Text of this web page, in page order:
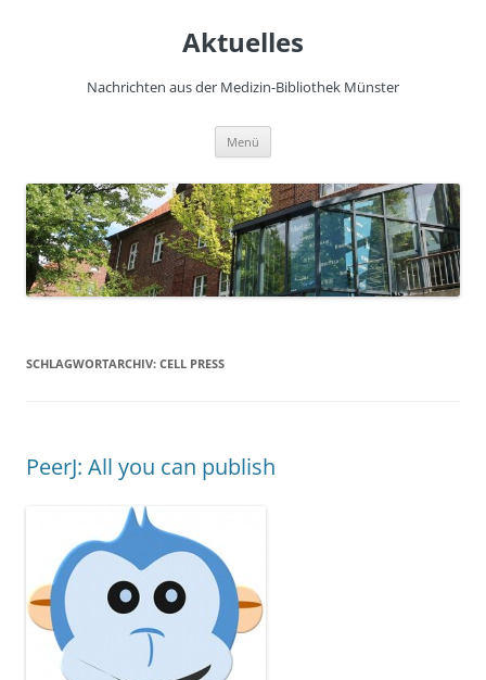
Aktuelles
Nachrichten aus der Medizin-Bibliothek Münster
Menü
SCHLAGWORTARCHIV: CELL PRESS
PeerJ: All you can publish